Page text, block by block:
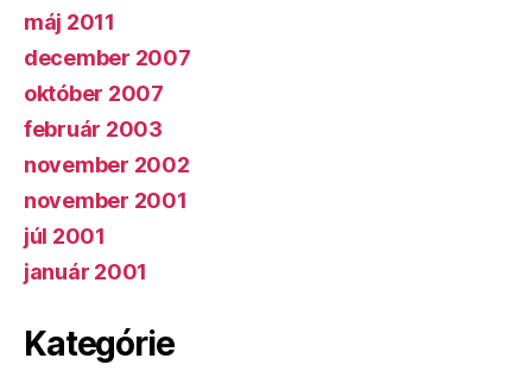
máj 2011
december 2007
október 2007
február 2003
november 2002
november 2001
júl 2001
január 2001
Kategórie